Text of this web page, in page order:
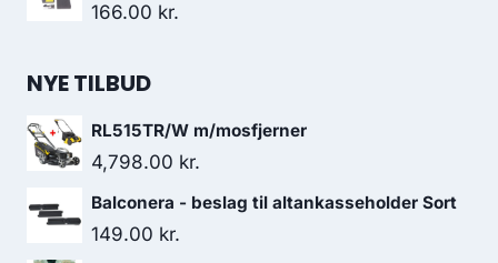
166.00 kr.
NYE TILBUD
RL515TR/W m/mosfjerner
4,798.00 kr.
Balconera - beslag til altankasseholder Sort
149.00 kr.